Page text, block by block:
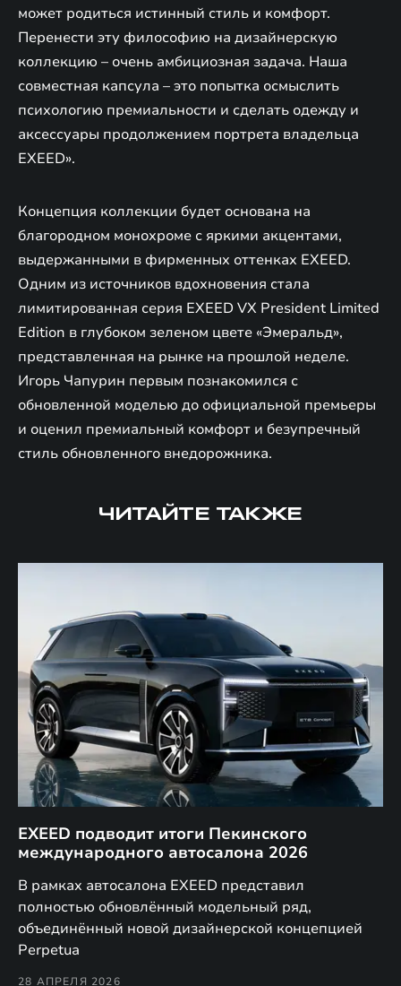
может родиться истинный стиль и комфорт.
Перенести эту философию на дизайнерскую
коллекцию – очень амбициозная задача. Наша
совместная капсула – это попытка осмыслить
психологию премиальности и сделать одежду и
аксессуары продолжением портрета владельца
EXEED».
Концепция коллекции будет основана на
благородном монохроме с яркими акцентами,
выдержанными в фирменных оттенках EXEED.
Одним из источников вдохновения стала
лимитированная серия EXEED VX President Limited
Edition в глубоком зеленом цвете «Эмеральд»,
представленная на рынке на прошлой неделе.
Игорь Чапурин первым познакомился с
обновленной моделью до официальной премьеры
и оценил премиальный комфорт и безупречный
стиль обновленного внедорожника.
ЧИТАЙТЕ ТАКЖЕ
EXEED подводит итоги Пекинского
международного автосалона 2026
В рамках автосалона EXEED представил
полностью обновлённый модельный ряд,
объединённый новой дизайнерской концепцией
Perpetua
28 АПРЕЛЯ 2026